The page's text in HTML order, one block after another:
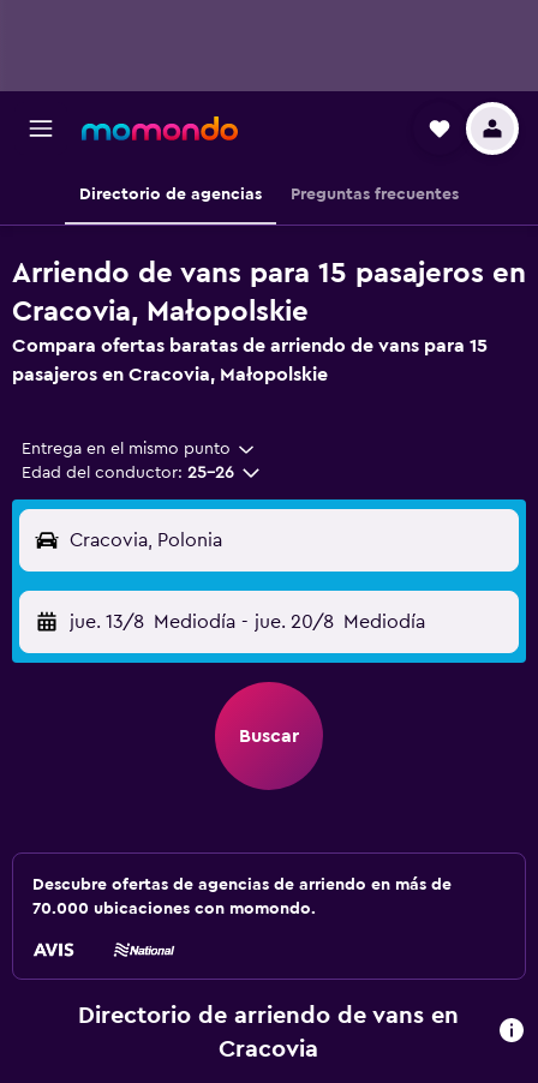
Directorio de agencias Preguntas frecuentes
Arriendo de vans para 15 pasajeros en
Cracovia, Małopolskie
Compara ofertas baratas de arriendo de vans para 15
pasajeros en Cracovia, Małopolskie
Entrega en el mismo punto
Edad del conductor: 25-26
Cracovia, Polonia
jue. 13/8 Mediodía - jue. 20/8 Mediodía
Buscar
Descubre ofertas de agencias de arriendo en más de
70.000 ubicaciones con momondo.
Directorio de arriendo de vans en
Cracovia